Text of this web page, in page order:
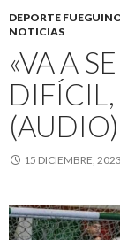
DEPORTE
NOTICIAS
«VA A
(AUDIO)
15 DICIEMBRE, 2023